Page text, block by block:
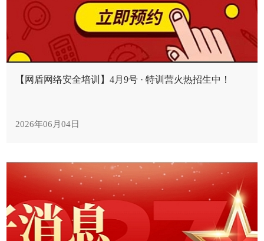
【网盾网络安全培训】4月9号 · 特训营火热招生中！
2026年06月04日